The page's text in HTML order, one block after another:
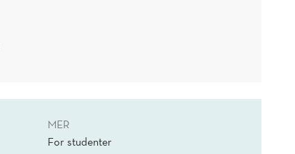
MER
For studenter